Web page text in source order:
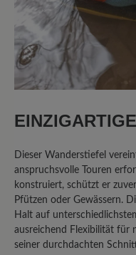
27. April 2025 06:47
Bewertung mit 5
Sehr
nicht nur für
sehr schwer
Der
meinem kleinen
Fersenbereich
durch den
unterstützt wird
Dieser Wanderstiefel
anspruchsvolle Touren
konstruiert, schützt er
Pfützen oder Gewässern.
Halt auf
ausreichend Flexibilität für
seiner durchdachten